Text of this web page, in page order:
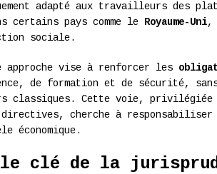
adapté aux travailleurs des
certains pays comme le
Royaume-Uni,
sociale.
approche vise à renforcer les
de formation et de sécurité,
classiques. Cette voie, privilégiée
directives, cherche à
économique.
clé de la